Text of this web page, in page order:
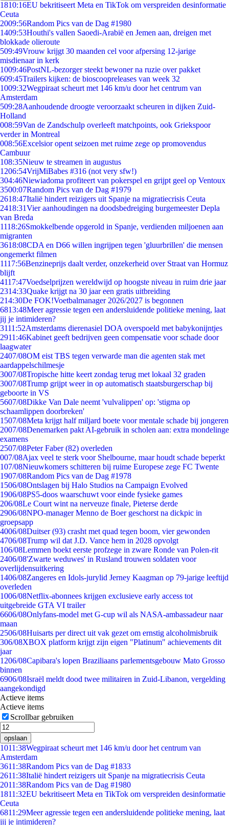
1810:16EU bekritiseert Meta en TikTok om verspreiden desinformatie
Ceuta
2009:56Random Pics van de Dag #1980
1409:53Houthi's vallen Saoedi-Arabië en Jemen aan, dreigen met
blokkade olieroute
509:49Vrouw krijgt 30 maanden cel voor afpersing 12-jarige
misdienaar in kerk
1009:46PostNL-bezorger steekt bewoner na ruzie over pakket
609:45Trailers kijken: de bioscoopreleases van week 32
1009:32Wegpiraat scheurt met 146 km/u door het centrum van
Amsterdam
509:28Aanhoudende droogte veroorzaakt scheuren in dijken Zuid-
Holland
008:59Van de Zandschulp overleeft matchpoints, ook Griekspoor
verder in Montreal
008:56Excelsior opent seizoen met ruime zege op promovendus
Cambuur
108:35Nieuw te streamen in augustus
1206:54VrijMiBabes #316 (not very sfw!)
304:46Niewiadoma profiteert van pokerspel en grijpt geel op Ventoux
3500:07Random Pics van de Dag #1979
2618:47Italië hindert reizigers uit Spanje na migratiecrisis Ceuta
2418:31Vier aanhoudingen na doodsbedreiging burgemeester Depla
van Breda
1118:26Smokkelbende opgerold in Spanje, verdienden miljoenen aan
migranten
3618:08CDA en D66 willen ingrijpen tegen 'gluurbrillen' die mensen
ongemerkt filmen
1117:56Benzineprijs daalt verder, onzekerheid over Straat van Hormuz
blijft
4117:47Voedselprijzen wereldwijd op hoogste niveau in ruim drie jaar
2314:33Quake krijgt na 30 jaar een gratis uitbreiding
214:30De FOK!Voetbalmanager 2026/2027 is begonnen
6813:48Meer agressie tegen een andersluidende politieke mening, laat
jij je intimideren?
3111:52Amsterdams dierenasiel DOA overspoeld met babykonijntjes
2911:46Kabinet geeft bedrijven geen compensatie voor schade door
laagwater
2407/08OM eist TBS tegen verwarde man die agenten stak met
aardappelschilmesje
3007/08Tropische hitte keert zondag terug met lokaal 32 graden
3007/08Trump grijpt weer in op automatisch staatsburgerschap bij
geboorte in VS
5607/08Dikke Van Dale neemt 'vulvalippen' op: 'stigma op
schaamlippen doorbreken'
1507/08Meta krijgt half miljard boete voor mentale schade bij jongeren
2007/08Denemarken pakt AI-gebruik in scholen aan: extra mondelinge
examens
2507/08Peter Faber (82) overleden
007/08Ajax veel te sterk voor Shelbourne, maar houdt schade beperkt
107/08Nieuwkomers schitteren bij ruime Europese zege FC Twente
1907/08Random Pics van de Dag #1978
1506/08Ontslagen bij Halo Studios na Campaign Evolved
1906/08PS5-doos waarschuwt voor einde fysieke games
206/08Le Court wint na nerveuze finale, Pieterse derde
2906/08NPO-manager Menno de Boer geschorst na dickpic in
groepsapp
4006/08Duitser (93) crasht met quad tegen boom, vier gewonden
4706/08Trump wil dat J.D. Vance hem in 2028 opvolgt
106/08Lemmen boekt eerste profzege in zware Ronde van Polen-rit
2406/08'Zwarte weduwes' in Rusland trouwen soldaten voor
overlijdensuitkering
1406/08Zangeres en Idols-jurylid Jerney Kaagman op 79-jarige leeftijd
overleden
1006/08Netflix-abonnees krijgen exclusieve early access tot
uitgebreide GTA VI trailer
6606/08Onlyfans-model met G-cup wil als NASA-ambassadeur naar
maan
2506/08Huisarts per direct uit vak gezet om ernstig alcoholmisbruik
306/08XBOX platform krijgt zijn eigen "Platinum" achievements dit
jaar
1206/08Capibara's lopen Braziliaans parlementsgebouw Mato Grosso
binnen
6906/08Israël meldt dood twee militairen in Zuid-Libanon, vergelding
aangekondigd
Actieve items
Actieve items
Scrollbar gebruiken
opslaan
1011:38Wegpiraat scheurt met 146 km/u door het centrum van
Amsterdam
3611:38Random Pics van de Dag #1833
2611:38Italië hindert reizigers uit Spanje na migratiecrisis Ceuta
2011:38Random Pics van de Dag #1980
1811:32EU bekritiseert Meta en TikTok om verspreiden desinformatie
Ceuta
6811:29Meer agressie tegen een andersluidende politieke mening, laat
jij je intimideren?